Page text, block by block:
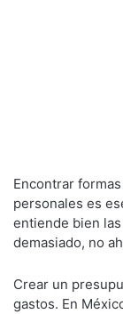
Encontrar
personales es
entiende bien
demasiado, no
Crear un
gastos. En